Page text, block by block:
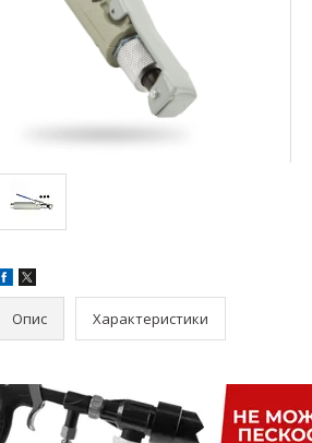
Опис Характеристики